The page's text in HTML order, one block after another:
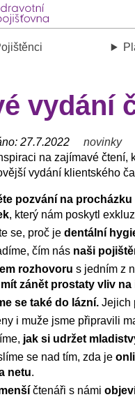
vydání
27.7.2022
novinky
na zajímavé čtení,
vydání klientského
pozvání na
, který nám poskytl
se, proč je dentální
čím nás naši
rozhovoru s jedním z
zánět prostaty vliv
se také do lázní. Jejich
i muže jsme připravili
jak si udržet
se nad tím, zda je
netu.
čtenáři s námi